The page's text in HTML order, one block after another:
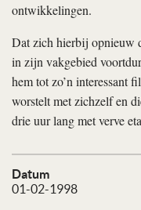
Datum
01-02-1998
ontwikkelingen.
Dat zich hierbij opnieuw
in zijn vakgebied
hem tot zo’n interessant
worstelt met zichzelf en
drie uur lang met verve